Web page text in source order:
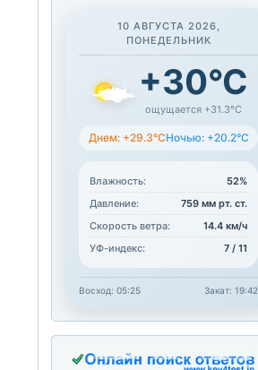
10 АВГУСТА 2026,
ПОНЕДЕЛЬНИК
+30°C
ощущается +31.3°C
Днем: +29.3°CНочью: +20.2°C
Влажность:
52%
Давление:
759 мм рт. ст.
Скорость ветра:
14.4 км/ч
УФ-индекс:
7 / 11
Восход: 05:25 Закат: 19:42